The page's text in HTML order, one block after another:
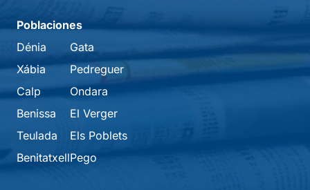
Poblaciones
Dénia
Xábia
Calp
Benissa
Teulada
Benitatxell
Gata
Pedreguer
Ondara
El Verger
Els Poblets
Pego